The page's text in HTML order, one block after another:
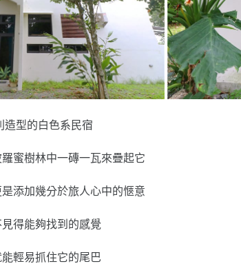
造型的白色系民宿
蜜樹林中一磚一瓦來疊起它
添加幾分於旅人心中的愜意
得能夠找到的感覺
輕易抓住它的尾巴